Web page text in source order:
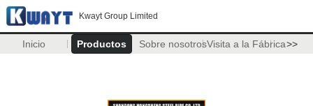
Kwayt Group Limited
Inicio Productos Sobre nosotrosVisita a la Fábrica>>